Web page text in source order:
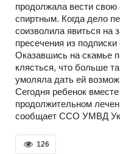
продолжала вести
спиртным. Когда дело
соизволила явиться на
пресечения из
Оказавшись на скамье
клясться, что больше
умоляла дать ей
Сегодня ребенок
продолжительном
сообщает ССО УМВД
126